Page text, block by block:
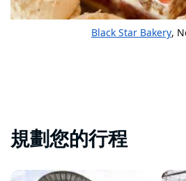
Black Star Bakery,
規劃您的行程